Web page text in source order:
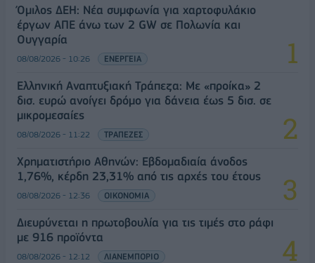
Όμιλος ΔΕΗ: Νέα συμφωνία για χαρτοφυλάκιο
έργων ΑΠΕ άνω των 2 GW σε Πολωνία και
Ουγγαρία
08/08/2026 - 10:26 ΕΝΕΡΓΕΙΑ
Ελληνική Αναπτυξιακή Τράπεζα: Με «προίκα» 2
δισ. ευρώ ανοίγει δρόμο για δάνεια έως 5 δισ. σε
μικρομεσαίες
08/08/2026 - 11:22 ΤΡΑΠΕΖΕΣ
Χρηματιστήριο Αθηνών: Εβδομαδιαία άνοδος
1,76%, κέρδη 23,31% από τις αρχές του έτους
08/08/2026 - 12:36 ΟΙΚΟΝΟΜΙΑ
Διευρύνεται η πρωτοβουλία για τις τιμές στο ράφι
με 916 προϊόντα
08/08/2026 - 12:12 ΛΙΑΝΕΜΠΟΡΙΟ